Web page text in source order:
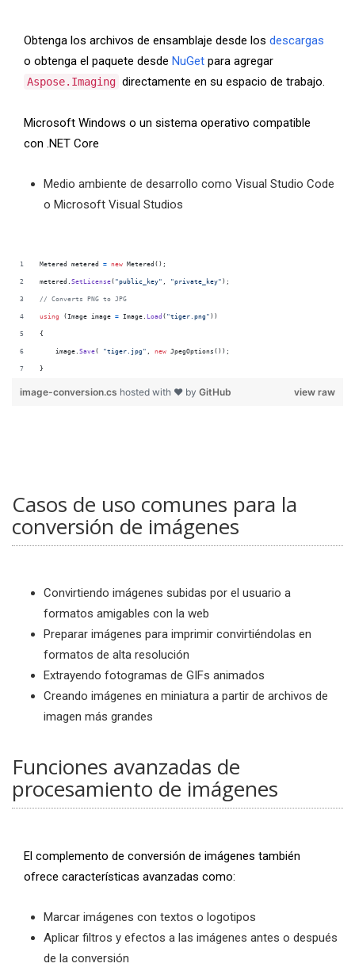
Obtenga los archivos de ensamblaje desde los descargas
o obtenga el paquete desde NuGet para agregar
Aspose.Imaging directamente en su espacio de trabajo.
Microsoft Windows o un sistema operativo compatible
con .NET Core
Medio ambiente de desarrollo como Visual Studio Code
o Microsoft Visual Studios
Metered metered = new Metered ( ) ;
metered . SetLicense( "public_key" , "private_key" ) ;
// Converts PNG to JPG
using (Image image = Image . Load ( "tiger.png" ) )
{
image . Save( "tiger.jpg" , new JpegOptions ( ) ) ;
}
view raw
image-conversion.cs hosted with ❤ by GitHub
Casos de uso comunes para la
conversión de imágenes
Convirtiendo imágenes subidas por el usuario a
formatos amigables con la web
Preparar imágenes para imprimir convirtiéndolas en
formatos de alta resolución
Extrayendo fotogramas de GIFs animados
Creando imágenes en miniatura a partir de archivos de
imagen más grandes
Funciones avanzadas de
procesamiento de imágenes
El complemento de conversión de imágenes también
ofrece características avanzadas como:
Marcar imágenes con textos o logotipos
Aplicar filtros y efectos a las imágenes antes o después
de la conversión